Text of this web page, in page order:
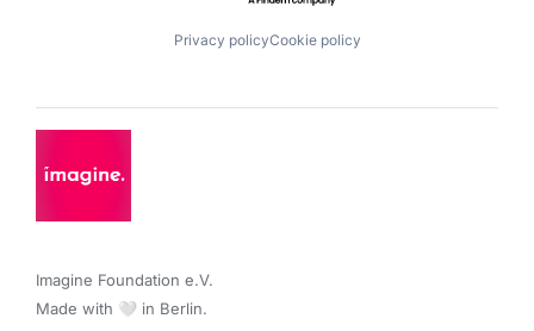
Privacy policyCookie policy
Imagine Foundation e.V.
Made with 🤍 in Berlin.